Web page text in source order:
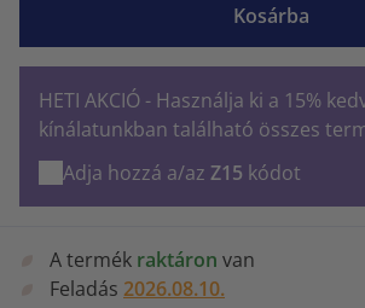
Kosárba
HETI AKCIÓ - Használja ki a 15%
kínálatunkban található összes
Adja hozzá a/az Z15 kódot
A termék raktáron van
Feladás 2026.08.10.